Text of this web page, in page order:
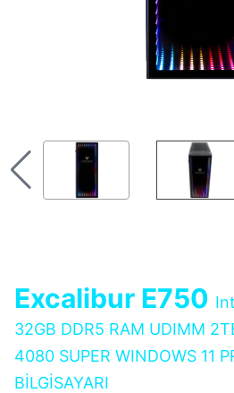
Excalibur E750
32GB DDR5 RAM UDIMM
4080 SUPER WINDOWS 11
BİLGİSAYARI